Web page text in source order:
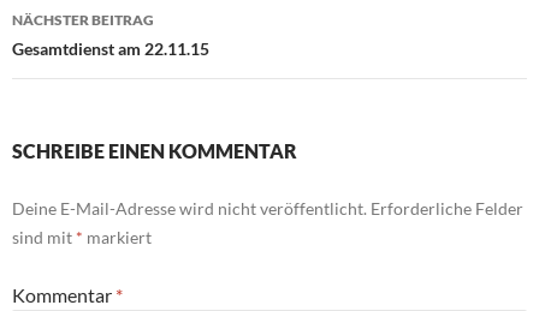
NÄCHSTER BEITRAG
Gesamtdienst am 22.11.15
SCHREIBE EINEN KOMMENTAR
Deine E-Mail-Adresse wird nicht veröffentlicht. Erforderliche Felder
sind mit * markiert
Kommentar *